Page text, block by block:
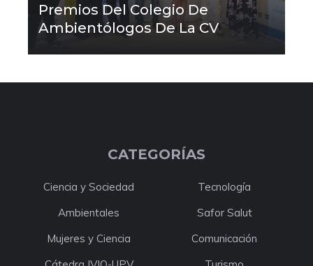
Premios Del Colegio De
Ambientólogos De La CV
CATEGORÍAS
Ciencia y Sociedad
Tecnología
Ambientales
Safor Salut
Mujeres y Ciencia
Comunicación